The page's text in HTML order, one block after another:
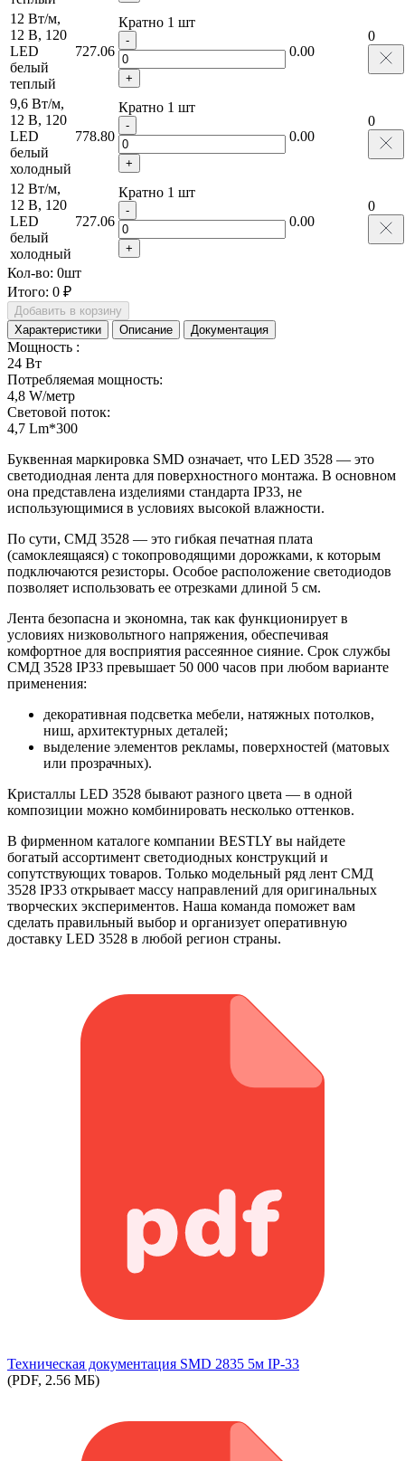
12 Вт/м,
12 В, 120
LED
белый
теплый
727.06
Кратно 1 шт
-
+
0.00
0
9,6 Вт/м,
12 В, 120
LED
белый
холодный
778.80
Кратно 1 шт
-
+
0.00
0
12 Вт/м,
12 В, 120
LED
белый
холодный
727.06
Кратно 1 шт
-
+
0.00
0
Кол-во: 0шт
Итого: 0 ₽
Добавить в корзину
Характеристики
Описание Документация
Мощность :
24 Вт
Потребляемая мощность:
4,8 W/метр
Световой поток:
4,7 Lm*300
Буквенная маркировка SMD означает, что LED 3528 — это
светодиодная лента для поверхностного монтажа. В основном
она представлена изделиями стандарта IP33, не
использующимися в условиях высокой влажности.
По сути, СМД 3528 — это гибкая печатная плата
(самоклеящаяся) с токопроводящими дорожками, к которым
подключаются резисторы. Особое расположение светодиодов
позволяет использовать ее отрезками длиной 5 см.
Лента безопасна и экономна, так как функционирует в
условиях низковольтного напряжения, обеспечивая
комфортное для восприятия рассеянное сияние. Срок службы
СМД 3528 IP33 превышает 50 000 часов при любом варианте
применения:
декоративная подсветка мебели, натяжных потолков,
ниш, архитектурных деталей;
выделение элементов рекламы, поверхностей (матовых
или прозрачных).
Кристаллы LED 3528 бывают разного цвета — в одной
композиции можно комбинировать несколько оттенков.
В фирменном каталоге компании BESTLY вы найдете
богатый ассортимент светодиодных конструкций и
сопутствующих товаров. Только модельный ряд лент СМД
3528 IP33 открывает массу направлений для оригинальных
творческих экспериментов. Наша команда поможет вам
сделать правильный выбор и организует оперативную
доставку LED 3528 в любой регион страны.
Техническая документация SMD 2835 5м IP-33
(PDF, 2.56 МБ)